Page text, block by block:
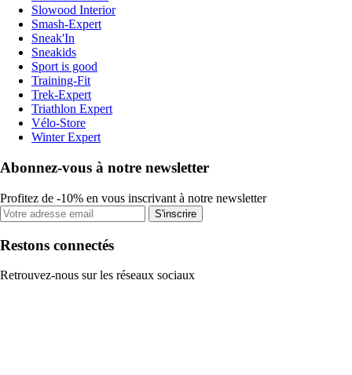
Slowood Interior
Smash-Expert
Sneak'In
Sneakids
Sport is good
Training-Fit
Trek-Expert
Triathlon Expert
Vélo-Store
Winter Expert
Abonnez-vous à notre newsletter
Profitez de -10% en vous inscrivant à notre newsletter
S'inscrire
Restons connectés
Retrouvez-nous sur les réseaux sociaux